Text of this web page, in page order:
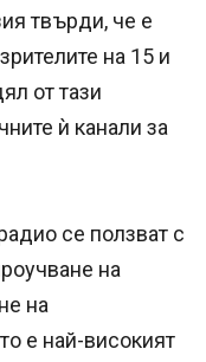
твърди, че е
на 15 и
от тази
ѝ канали за
се ползват с
на
на
е най-високият